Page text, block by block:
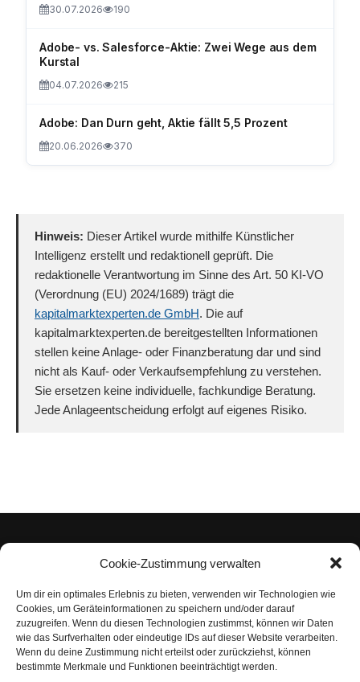
Cookie-Zustimmung verwalten
Um dir ein optimales Erlebnis zu bieten, verwenden wir Technologien wie
Cookies, um Geräteinformationen zu speichern und/oder darauf
zuzugreifen. Wenn du diesen Technologien zustimmst, können wir Daten
wie das Surfverhalten oder eindeutige IDs auf dieser Website verarbeiten.
Wenn du deine Zustimmung nicht erteilst oder zurückziehst, können
bestimmte Merkmale und Funktionen beeinträchtigt werden.
30.07.2026 190
Adobe- vs. Salesforce-Aktie: Zwei Wege aus dem
Kurstal
04.07.2026 215
Adobe: Dan Durn geht, Aktie fällt 5,5 Prozent
20.06.2026 370
Hinweis: Dieser Artikel wurde mithilfe Künstlicher
Intelligenz erstellt und redaktionell geprüft. Die
redaktionelle Verantwortung im Sinne des Art. 50 KI-VO
(Verordnung (EU) 2024/1689) trägt die
kapitalmarktexperten.de GmbH. Die auf
kapitalmarktexperten.de bereitgestellten Informationen
stellen keine Anlage- oder Finanzberatung dar und sind
nicht als Kauf- oder Verkaufsempfehlung zu verstehen.
Sie ersetzen keine individuelle, fachkundige Beratung.
Jede Anlageentscheidung erfolgt auf eigenes Risiko.
Impressum
Datenschutzerklärung
Nutzungsbedingungen | Haftungsausschluss